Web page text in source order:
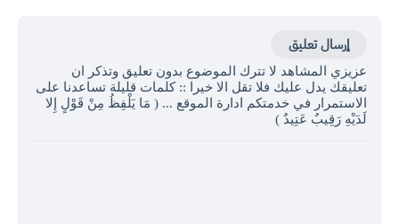
إرسال تعليق
عزيزي المشاهد لا تترك الموضوع بدون تعليق وتذكر ان
تعليقك يدل عليك فلا تقل الا خيرا :: كلمات قليلة تساعدنا على
الاستمرار في خدمتكم ادارة الموقع ... ( مَا يَلْفِظُ مِنْ قَوْلٍ إِلا
لَدَيْهِ رَقِيبٌ عَتِيدٌ )